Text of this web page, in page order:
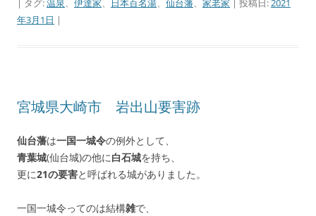
| タグ:温泉、 伊達家、 日本百名湯、 仙台藩、 家老家 | 投稿日:2021
年3月1日 |
宮城県大崎市 岩出山要害跡
仙台藩は一国一城令の例外として、
青葉城(仙台城)の他に白石城を持ち、
更に21の要害と呼ばれる城がありました。
一国一城令ってのは結構雑で、